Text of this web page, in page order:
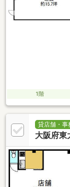
1階
貸店舗・事
大阪府東